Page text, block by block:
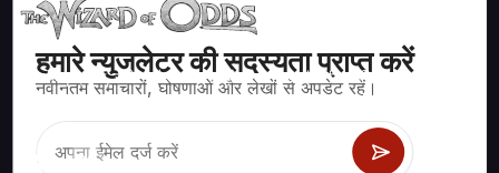
हमारे न्युजलेटर की सदस्यता प्राप्त करें
नवीनतम समाचारों, घोषणाओं और लेखों से अपडेट रहें।
ब्लैकजैक, क्रेप्स, रूलेट और अन्य सैकड़ों कैसीनो खेलों के लिए गणितीय रूप से सही